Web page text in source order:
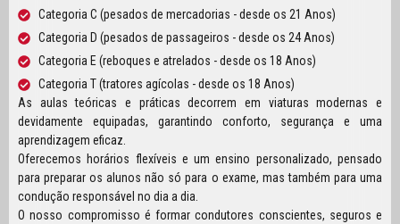
Categoria C (pesados de mercadorias - desde os 21 Anos)
Categoria D (pesados de passageiros - desde os 24 Anos)
Categoria E (reboques e atrelados - desde os 18 Anos)
Categoria T (tratores agícolas - desde os 18 Anos)
As aulas teóricas e práticas decorrem em viaturas modernas e
devidamente equipadas, garantindo conforto, segurança e uma
aprendizagem eficaz.
Oferecemos horários flexíveis e um ensino personalizado, pensado
para preparar os alunos não só para o exame, mas também para uma
condução responsável no dia a dia.
O nosso compromisso é formar condutores conscientes, seguros e